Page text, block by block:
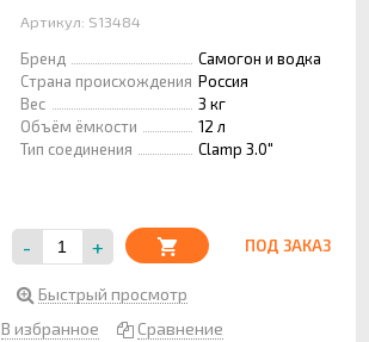
Артикул: S13484
Бренд
Самогон и водка
Страна происхождения Россия
Вес
3 кг
Объём ёмкости
12 л
Тип соединения
Clamp 3.0"
- + ПОД ЗАКАЗ
Быстрый просмотр
В избранное
Сравнение